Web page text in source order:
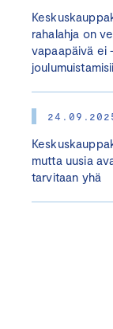
rahalahja on
vapaapäivä ei
mutta uusia
tarvitaan yhä